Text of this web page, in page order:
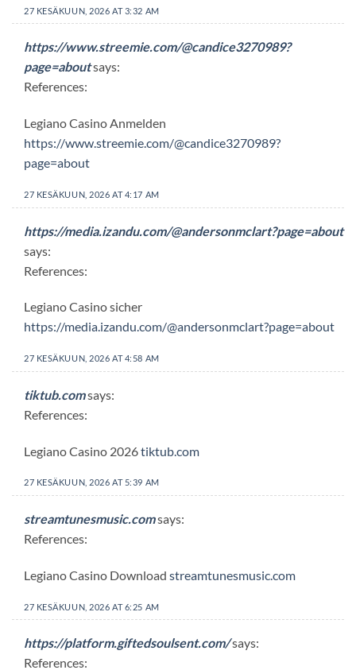
27 KESÄKUUN, 2026 AT 3:32 AM
https://www.streemie.com/@candice3270989?
page=aboutsays:
References:
Legiano Casino Anmelden
https://www.streemie.com/@candice3270989?
page=about
27 KESÄKUUN, 2026 AT 4:17 AM
https://media.izandu.com/@andersonmclart?page=about
says:
References:
Legiano Casino sicher
https://media.izandu.com/@andersonmclart?page=about
27 KESÄKUUN, 2026 AT 4:58 AM
tiktub.comsays:
References:
Legiano Casino 2026tiktub.com
27 KESÄKUUN, 2026 AT 5:39 AM
streamtunesmusic.comsays:
References:
Legiano Casino Download streamtunesmusic.com
27 KESÄKUUN, 2026 AT 6:25 AM
https://platform.giftedsoulsent.com/says:
References: